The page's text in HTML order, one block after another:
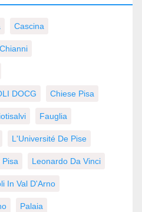
Cascina
Chianni
DOCG Chiese Pisa
Fauglia
L'Université De Pise
Pisa Leonardo Da Vinci
In Val D'Arno
Palaia